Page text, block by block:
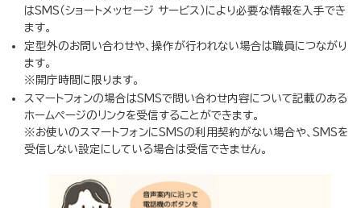
はSMS（ショートメッセージ サービス）により必要な情報を入手でき
ます。
定型外のお問い合わせや、操作が行われない場合は職員につながり
ます。
※開庁時間に限ります。
スマートフォンの場合はSMSで問い合わせ内容について記載のある
ホームページのリンクを受信することができます。
※お使いのスマートフォンにSMSの利用契約がない場合や、SMSを
受信しない設定にしている場合は受信できません。